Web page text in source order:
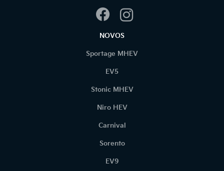
NOVOS
Sportage MHEV
EV5
Stonic MHEV
Niro HEV
Carnival
Sorento
EV9